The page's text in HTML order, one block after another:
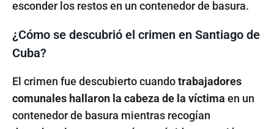
esconder los restos en un contenedor de basura.
¿Cómo se descubrió el crimen en Santiago de
Cuba?
El crimen fue descubierto cuandotrabajadores
comunales hallaron la cabeza de la víctima en un
contenedor de basura mientras recogían